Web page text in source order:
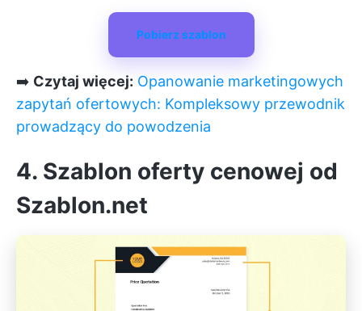
Pobierz szablon
➡️ Czytaj więcej: Opanowanie marketingowych
zapytań ofertowych: Kompleksowy przewodnik
prowadzący do powodzenia
4. Szablon oferty cenowej od
Szablon.net